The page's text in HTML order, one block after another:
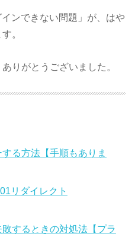
ンできない問題」が、はや
。
りがとうございました。
る方法【手順もありま
リダイレクト
するときの対処法【プラ